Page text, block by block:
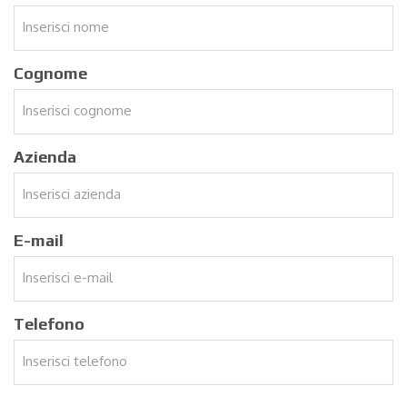
Cognome
Azienda
E-mail
Telefono